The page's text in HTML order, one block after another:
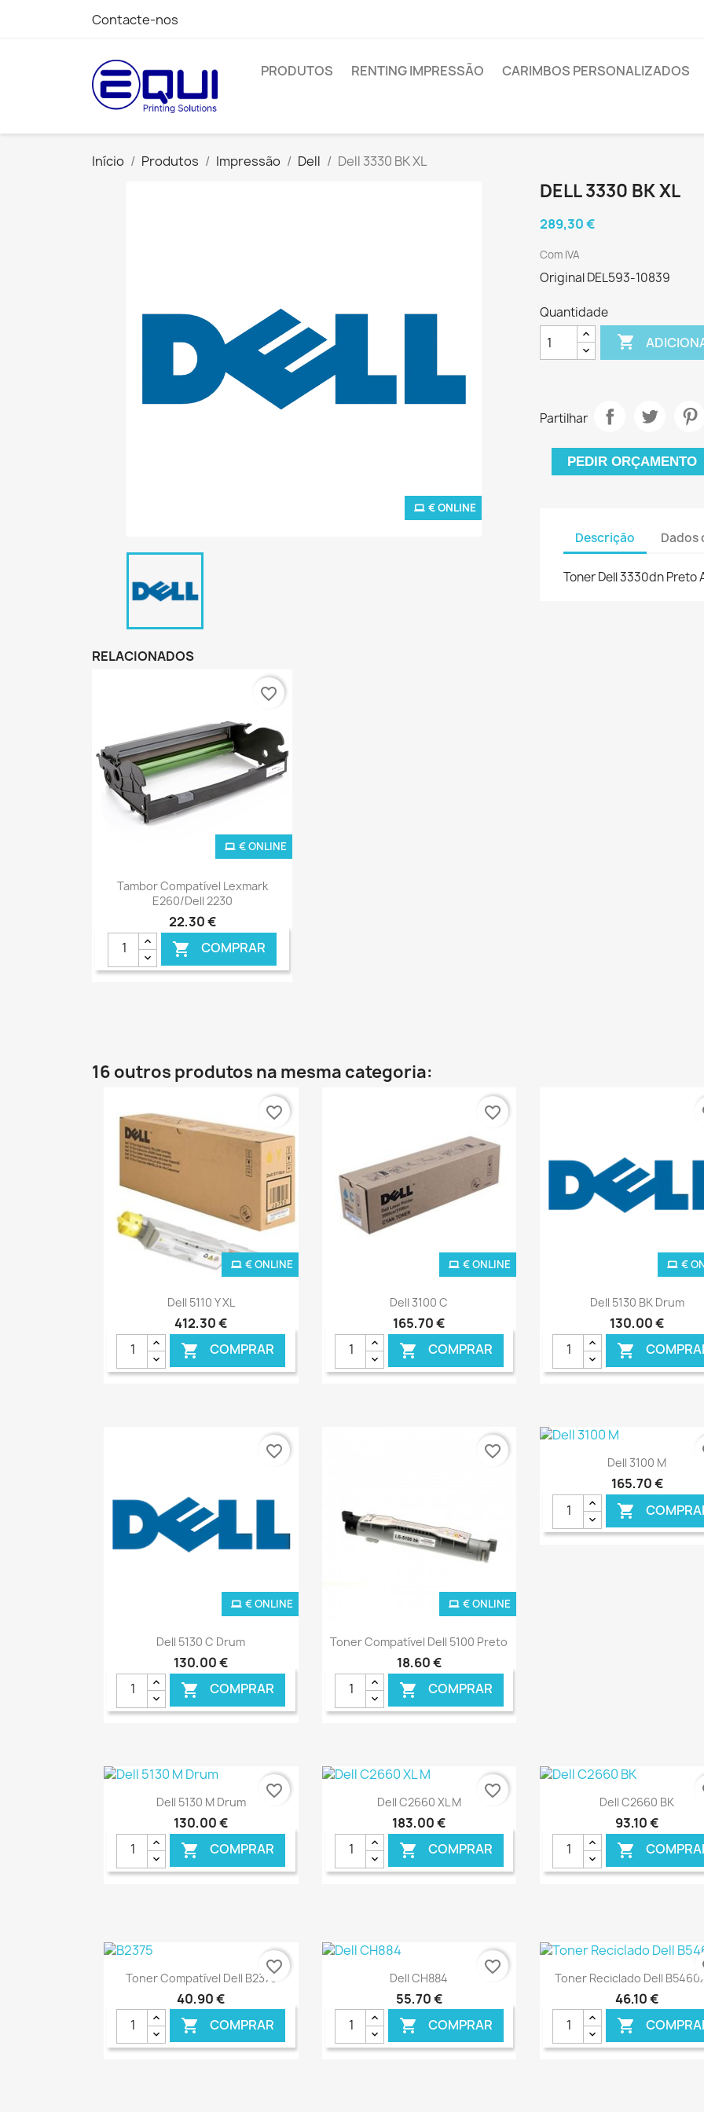
Contacte-nos
PRODUTOS RENTING IMPRESSÃO CARIMBOS PERSONALIZADOS
Início Produtos Impressão Dell Dell 3330 BK XL
€ ONLINE
DELL 3330 BK XL
289,30 €
Com IVA
Original DEL593-10839
Quantidade

Partilhar
PEDIR ORÇAMENTO
Descrição Dados
Toner Dell 3330dn
RELACIONADOS
Ver+
Tambor Compatível Lexmark
E260/Dell 2230
22,30 €
 COMPRAR
€ ONLINE
favorite_border
16 outros produtos na mesma categoria:
Ver+
Dell 5110 Y XL
412,30 €
 COMPRAR
€ ONLINE
favorite_border
Ver+
Dell 3100 C
165,70 €
 COMPRAR
€ ONLINE
favorite_border
Ver+
Dell 5130 BK Drum
130,00 €

€
Ver+
Dell 5130 C Drum
130,00 €
 COMPRAR
€ ONLINE
favorite_border
Ver+
Toner Compatível Dell 5100 Preto
18,60 €
 COMPRAR
€ ONLINE
favorite_border Ver+
Dell 3100 M
165,70 €

Ver+
Dell 5130 M Drum
130,00 €
 COMPRAR
favorite_border Ver+
Dell C2660 XL M
183,00 €
 COMPRAR
favorite_border Ver+
Dell C2660 BK
93,10 €

€
Ver+
Toner Compatível Dell B2375
40,90 €
 COMPRAR
favorite_border Ver+
Dell CH884
55,70 €
 COMPRAR
favorite_border Ver+
Toner Reciclado Dell
46,10 €
